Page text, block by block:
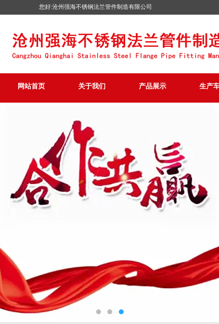
您好:沧州强海不锈钢法兰管件制造有限公司
网站首页 关于我们 产品展示 生产